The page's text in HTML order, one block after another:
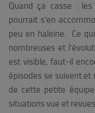
Quand ça casse :
pourrait s’en
peu en haleine. Ce
nombreuses et
est visible, faut-il
épisodes se suivent
de cette petite
situations vue et